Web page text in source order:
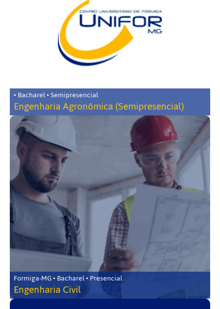
• Bacharel • Semipresencial
Engenharia Agronômica (Semipresencial)
Formiga-MG • Bacharel • Presencial
Engenharia Civil